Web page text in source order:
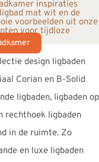
design ligbaden
Corian en B-Solid
ligbaden, ligbaden op
rechthoek ligbaden
in de ruimte. Zo
en luxe ligbaden